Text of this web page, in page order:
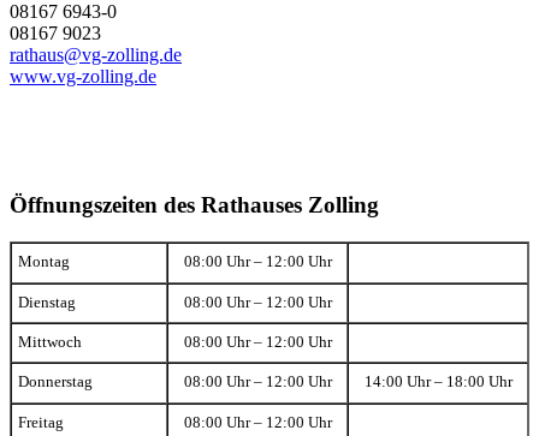
08167 6943-0
08167 9023
rathaus@vg-zolling.de
www.vg-zolling.de
Öffnungszeiten des Rathauses Zolling
Montag 08:00 Uhr – 12:00 Uhr
Dienstag 08:00 Uhr – 12:00 Uhr
Mittwoch 08:00 Uhr – 12:00 Uhr
Donnerstag 08:00 Uhr – 12:00 Uhr 14:00 Uhr – 18:00 Uhr
Freitag 08:00 Uhr – 12:00 Uhr